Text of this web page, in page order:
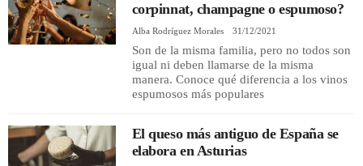
corpinnat, champagne o espumoso?
Alba Rodríguez Morales 31/12/2021
Son de la misma familia, pero no todos son
igual ni deben llamarse de la misma
manera. Conoce qué diferencia a los vinos
espumosos más populares
El queso más antiguo de España se
elabora en Asturias